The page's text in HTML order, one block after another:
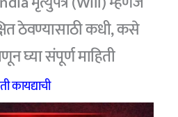
ठेवण्यासाठी कधी, कसे
घ्या संपूर्ण माहिती
कायद्याची